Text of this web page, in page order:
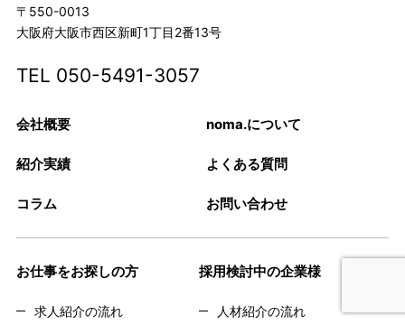
〒550-0013
大阪府大阪市西区新町1丁目2番13号
TEL 050-5491-3057
会社概要 noma.について
紹介実績 よくある質問
コラム お問い合わせ
お仕事をお探しの方
求人紹介の流れ
採用検討中の企業様
人材紹介の流れ